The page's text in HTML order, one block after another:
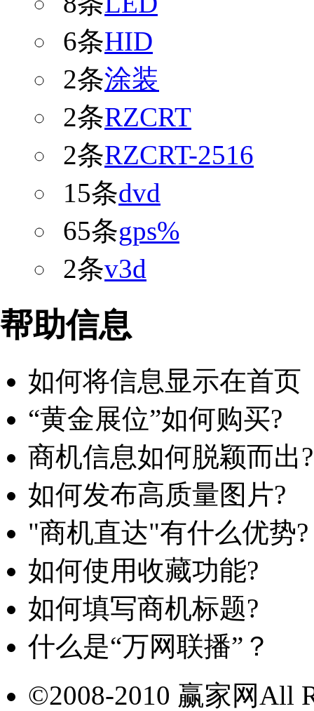
6条HID
2条涂装
2条RZCRT
2条RZCRT-2516
15条dvd
65条gps%
2条v3d
帮助信息
如何将信息显示在首页
“黄金展位”如何购买?
商机信息如何脱颖而出?
如何发布高质量图片?
"商机直达"有什么优势?
如何使用收藏功能?
如何填写商机标题?
什么是“万网联播”？
©2008-2010 赢家网All